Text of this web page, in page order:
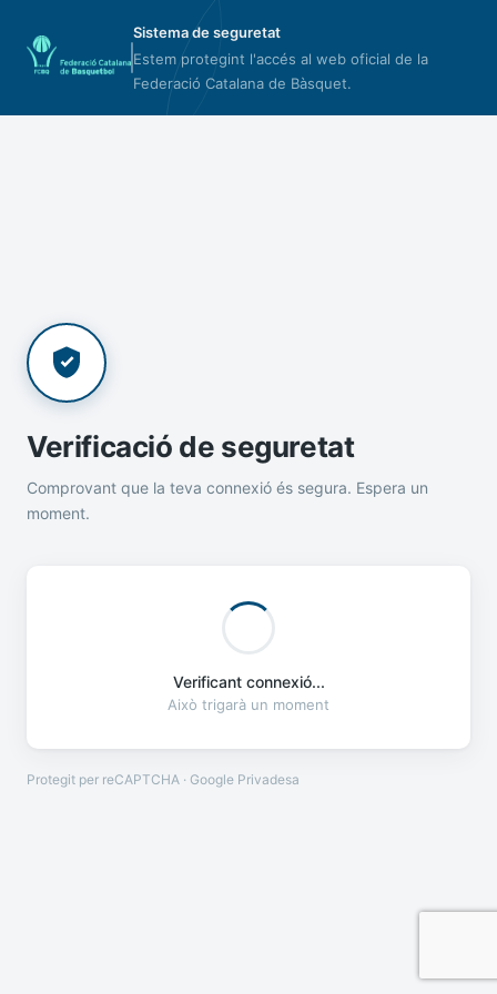
Sistema de seguretat
Estem protegint l'accés al web oficial de la
Federació Catalana de Bàsquet.
Verificació de seguretat
Comprovant que la teva connexió és segura. Espera un
moment.
Verificant connexió...
Això trigarà un moment
Protegit per reCAPTCHA · Google Privadesa